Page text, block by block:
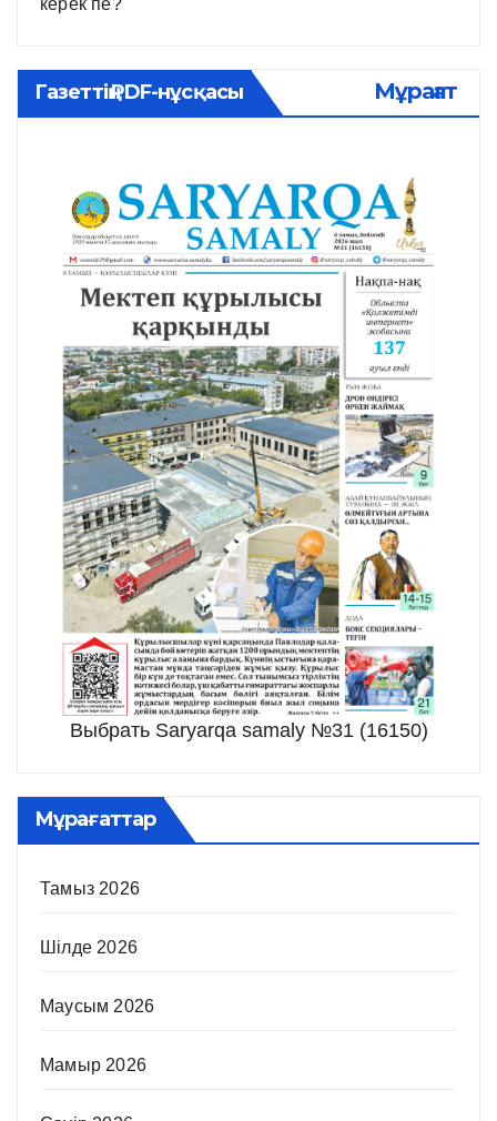
Газеттің PDF-нұсқасы Мұрағат
Выбрать Saryarqa samaly №31 (16150)
Мұрағаттар
Тамыз 2026
Шілде 2026
Маусым 2026
Мамыр 2026